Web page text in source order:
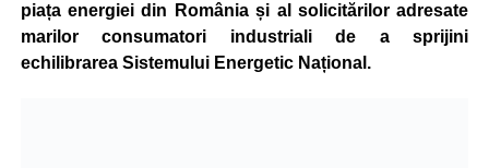
piața energiei din România și al solicitărilor adresate
marilor consumatori industriali de a sprijini
echilibrarea Sistemului Energetic Național.